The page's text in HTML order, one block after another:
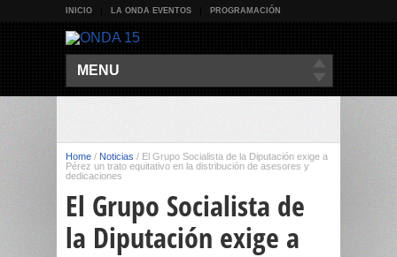
INICIO LA ONDA EVENTOS PROGRAMACIÓN
MENU
Home / Noticias / El Grupo Socialista de la Diputación exige a
Pérez un trato equitativo en la distribución de asesores y
dedicaciones
El Grupo Socialista de
la Diputación exige a